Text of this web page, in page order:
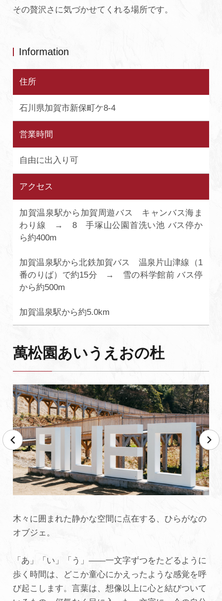
その贅沢さに気づかせてくれる場所です。
Information
住所
石川県加賀市新保町ケ8-4
営業時間
自由に出入り可
アクセス
加賀温泉駅から加賀周遊バス キャンバス海ま
わり線 → 8 手塚山公園首洗い池 バス停か
ら約400m
加賀温泉駅から北鉄加賀バス 温泉片山津線（1
番のりば）で約15分 → 雪の科学館前 バス停
から約500m
加賀温泉駅から約5.0km
萬松園あいうえおの杜
木々に囲まれた静かな空間に点在する、ひらがなの
オブジェ。
「あ」「い」「う」——一文字ずつをたどるように
歩く時間は、どこか童心にかえったような感覚を呼
び起こします。言葉は、想像以上に心と結びついて